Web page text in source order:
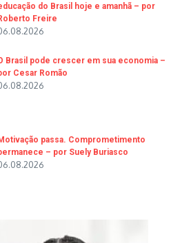
do Brasil hoje e amanhã – por
Freire
Brasil pode crescer em sua economia –
Cesar Romão
passa. Comprometimento
– por Suely Buriasco